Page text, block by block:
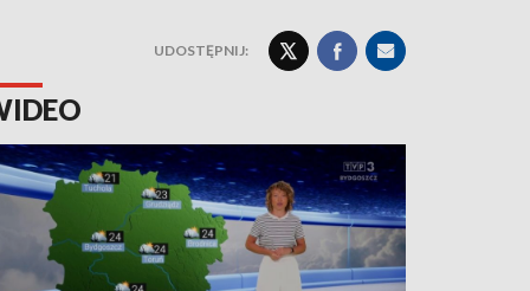
UDOSTĘPNIJ: